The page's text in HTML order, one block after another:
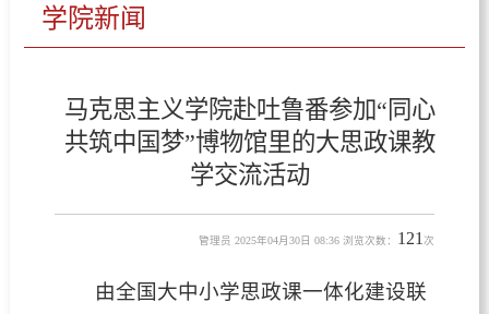
学院新闻
马克思主义学院赴吐鲁番参加“同心
共筑中国梦”博物馆里的大思政课教
学交流活动
管理员 2025年04月30日 08:36 浏览次数： 121 次
由全国大中小学思政课一体化建设联